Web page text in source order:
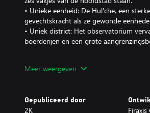
• Unieke eenheid: De Hul'che, een
gevechtskracht als ze gewonde
• Uniek district: Het observatorium
boerderijen en een grote
Comandante General en de unieke
eenheid niet.
Meer weergeven
Gepubliceerd door
2K